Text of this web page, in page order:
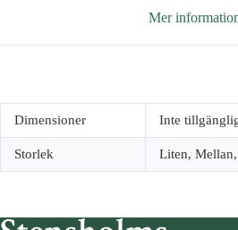
Mer
Dimensioner Inte
Storlek Liten,